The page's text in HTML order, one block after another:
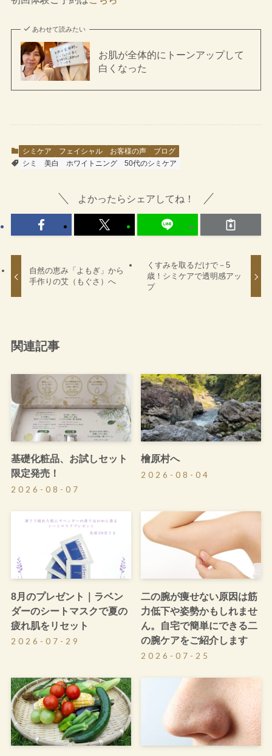
あわせて読みたい
お肌が全体的にトーンアップして
白くなった
シミケア フェイシャル お客様の声
ブログ
シミ
美白 ホワイトニング 50代のシミケア
よかったらシェアしてね！
自然の恵み「よもぎ」から
手作りの艾（もぐさ）へ
くすみを取るだけで－5
歳！シミケアで透明感アッ
プ
関連記事
基礎化粧品、お試しセット
限定発売！
2026-08-07
檜原村へ
2026-08-04
8月のプレゼント｜ラベン
ダーのシートマスクで夏の
疲れ肌をリセット
2026-07-29
二の腕が痩せない原因は筋
力低下や姿勢かもしれませ
ん。自宅で簡単にできる二
の腕ケアをご紹介します
2026-07-25